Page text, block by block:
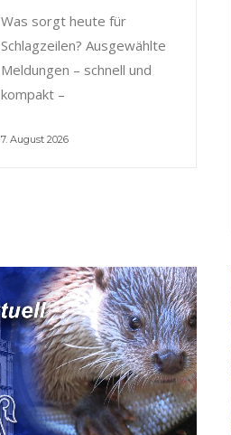
Was sorgt heute für
Schlagzeilen? Ausgewählte
Meldungen – schnell und
kompakt –
7. August 2026